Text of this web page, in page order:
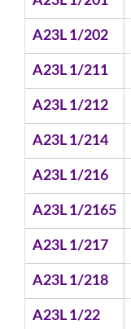
A23L 1/202
A23L 1/211
A23L 1/212
A23L 1/214
A23L 1/216
A23L 1/2165
A23L 1/217
A23L 1/218
A23L 1/22